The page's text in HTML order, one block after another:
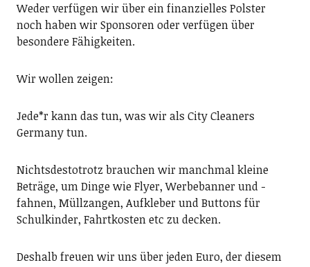
Weder verfügen wir über ein finanzielles Polster
noch haben wir Sponsoren oder verfügen über
besondere Fähigkeiten.
Wir wollen zeigen:
Jede*r kann das tun, was wir als City Cleaners
Germany tun.
Nichtsdestotrotz brauchen wir manchmal kleine
Beträge, um Dinge wie Flyer, Werbebanner und -
fahnen, Müllzangen, Aufkleber und Buttons für
Schulkinder, Fahrtkosten etc zu decken.
Deshalb freuen wir uns über jeden Euro, der diesem